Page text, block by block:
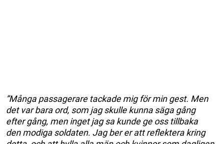
”Många passagerare tackade mig för min gest. Men
det var bara ord, som jag skulle kunna säga gång
efter gång, men inget jag sa kunde ge oss tillbaka
den modiga soldaten. Jag ber er att reflektera kring